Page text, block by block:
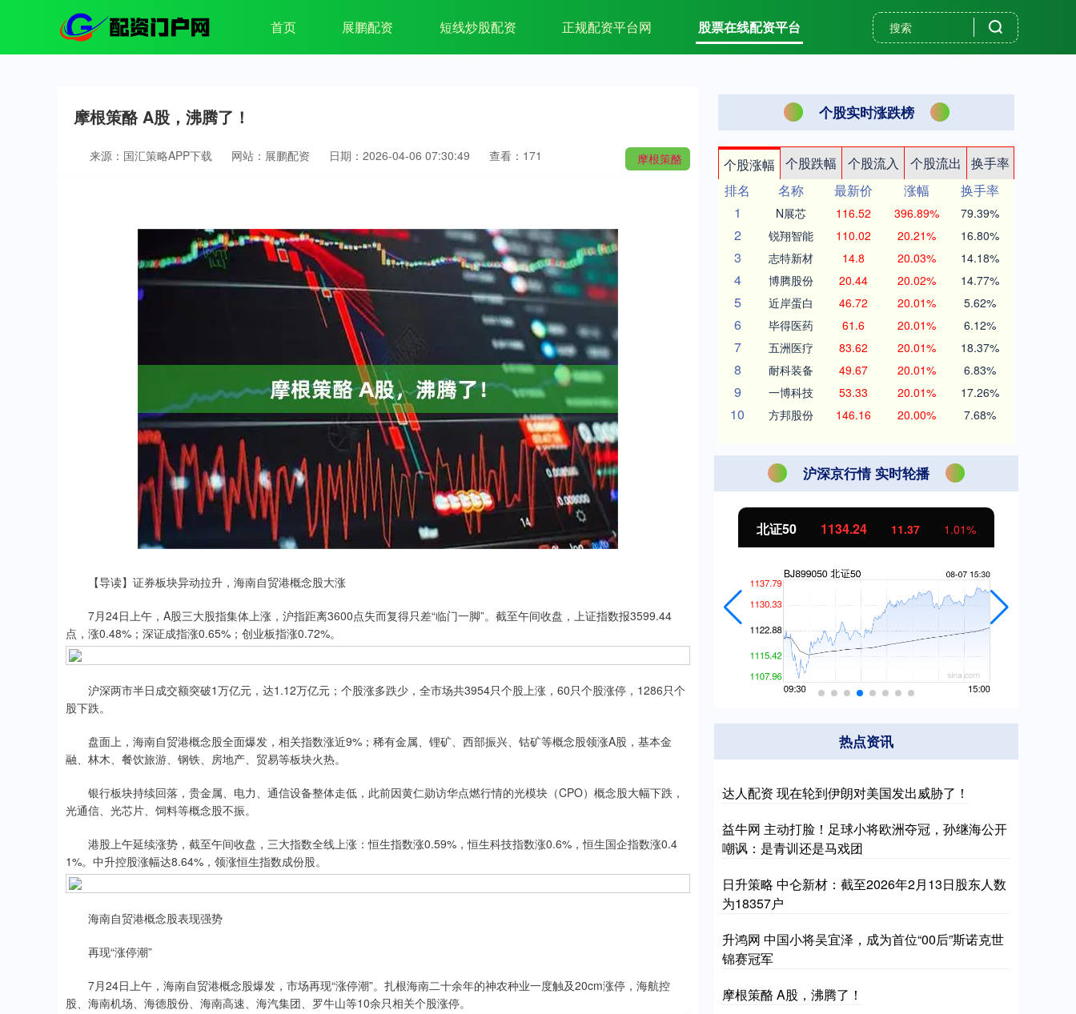
首页 展鹏配资 短线炒股配资 正规配资平台网 股票在线配资平台
摩根策酪 A股，沸腾了！
摩根策酪
来源：国汇策略APP下载 网站：展鹏配资 日期：2026-04-06 07:30:49 查看：171
【导读】证券板块异动拉升，海南自贸港概念股大涨
7月24日上午，A股三大股指集体上涨，沪指距离3600点失而复得只差“临门一脚”。截至午间收盘，上证指数报3599.44
点，涨0.48%；深证成指涨0.65%；创业板指涨0.72%。
沪深两市半日成交额突破1万亿元，达1.12万亿元；个股涨多跌少，全市场共3954只个股上涨，60只个股涨停，1286只个
股下跌。
盘面上，海南自贸港概念股全面爆发，相关指数涨近9%；稀有金属、锂矿、西部振兴、钴矿等概念股领涨A股，基本金
融、林木、餐饮旅游、钢铁、房地产、贸易等板块火热。
银行板块持续回落，贵金属、电力、通信设备整体走低，此前因黄仁勋访华点燃行情的光模块（CPO）概念股大幅下跌，
光通信、光芯片、饲料等概念股不振。
港股上午延续涨势，截至午间收盘，三大指数全线上涨：恒生指数涨0.59%，恒生科技指数涨0.6%，恒生国企指数涨0.4
1%。中升控股涨幅达8.64%，领涨恒生指数成份股。
海南自贸港概念股表现强势
再现“涨停潮”
7月24日上午，海南自贸港概念股爆发，市场再现“涨停潮”。扎根海南二十余年的神农种业一度触及20cm涨停，海航控
股、海南机场、海德股份、海南高速、海汽集团、罗牛山等10余只相关个股涨停。
个股实时涨跌榜
个股涨幅 个股跌幅 个股流入 个股流出
换手率
排名
名称 最新价 涨幅
换手率
1
N展芯 116.52 396.89% 79.39%
2 锐翔智能 110.02 20.21% 16.80%
3 志特新材 14.8 20.03% 14.18%
4 博腾股份 20.44 20.02% 14.77%
5 近岸蛋白 46.72 20.01% 5.62%
6 毕得医药 61.6 20.01% 6.12%
7 五洲医疗 83.62 20.01% 18.37%
8 耐科装备 49.67 20.01% 6.83%
9 一博科技 53.33 20.01% 17.26%
10 方邦股份 146.16 20.00% 7.68%
沪深京行情 实时轮播
深证成指 14311.01 200.89 1.42% 沪深300 4694.44 43.13 北证50 1134.24 11.37 1.01%
热点资讯
达人配资 现在轮到伊朗对美国发出威胁了！
益牛网 主动打脸！足球小将欧洲夺冠，孙继海公开
嘲讽：是青训还是马戏团
日升策略 中仑新材：截至2026年2月13日股东人数
为18357户
升鸿网 中国小将吴宜泽，成为首位“00后”斯诺克世
锦赛冠军
摩根策酪 A股，沸腾了！